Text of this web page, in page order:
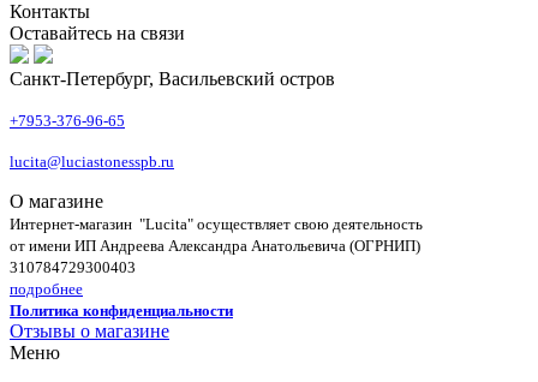
Контакты
Оставайтесь на связи
Санкт-Петербург, Васильевский остров
+7953-376-96-65
lucita@luciastonesspb.ru
О магазине
Интернет-магазин "Lucita" осуществляет свою деятельность
от имени ИП Андреева Александра Анатольевича (ОГРНИП)
310784729300403
подробнее
Политика конфиденциальности
Отзывы о магазине
Меню